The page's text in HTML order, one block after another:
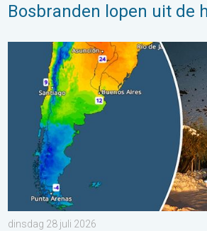
Bosbranden lopen uit de
Wintergroet uit het zuidelijk halfrond.
dinsdag 28 juli 2026